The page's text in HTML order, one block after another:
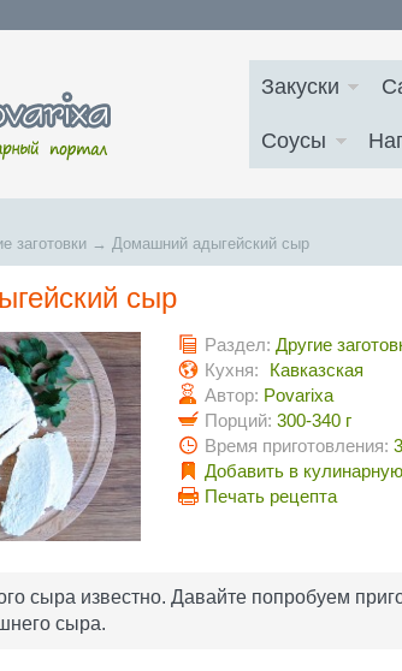
Закуски
Соусы
заготовки → Домашний адыгейский сыр
сыр
Раздел: Другие
Кухня:
Кавказская
Автор: Povarixa
Порций: 300-340 г
Время приготовления:
Добавить в
Печать рецепта
сыра известно. Давайте попробуем
сыра.